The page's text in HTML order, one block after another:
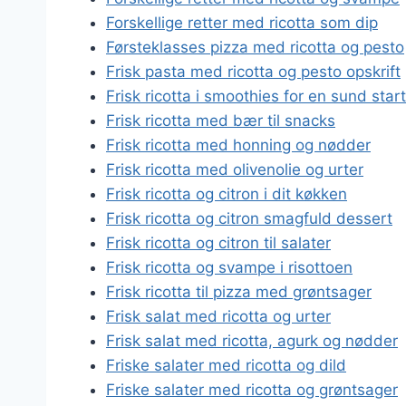
Forskellige retter med ricotta som dip
Førsteklasses pizza med ricotta og pesto
Frisk pasta med ricotta og pesto opskrift
Frisk ricotta i smoothies for en sund
Frisk ricotta med bær til snacks
Frisk ricotta med honning og nødder
Frisk ricotta med olivenolie og urter
Frisk ricotta og citron i dit køkken
Frisk ricotta og citron smagfuld dessert
Frisk ricotta og citron til salater
Frisk ricotta og svampe i risottoen
Frisk ricotta til pizza med grøntsager
Frisk salat med ricotta og urter
Frisk salat med ricotta, agurk og nødder
Friske salater med ricotta og dild
Friske salater med ricotta og grøntsager